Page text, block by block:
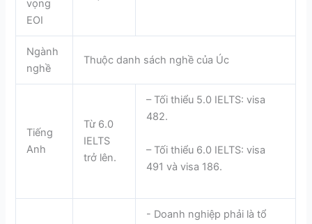
vọng
EOI
Ngành
nghề
Thuộc danh sách nghề của Úc
Tiếng
Anh
Từ 6.0
IELTS
trở lên.
– Tối thiểu 5.0 IELTS: visa
482.
– Tối thiểu 6.0 IELTS: visa
491 và visa 186.
- Doanh nghiệp phải là tổ